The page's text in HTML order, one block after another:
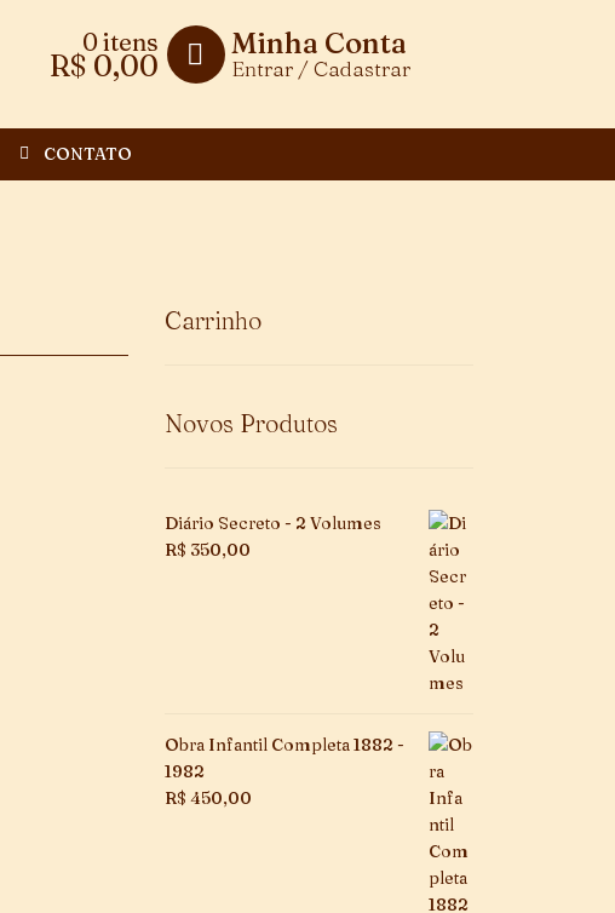
0 itens
R$ 0,00
Minha Conta
Entrar / Cadastrar
CONTATO
Carrinho
Novos Produtos
Diário Secreto - 2 Volumes
R$ 350,00
Obra Infantil Completa 1882 -
1982
R$ 450,00